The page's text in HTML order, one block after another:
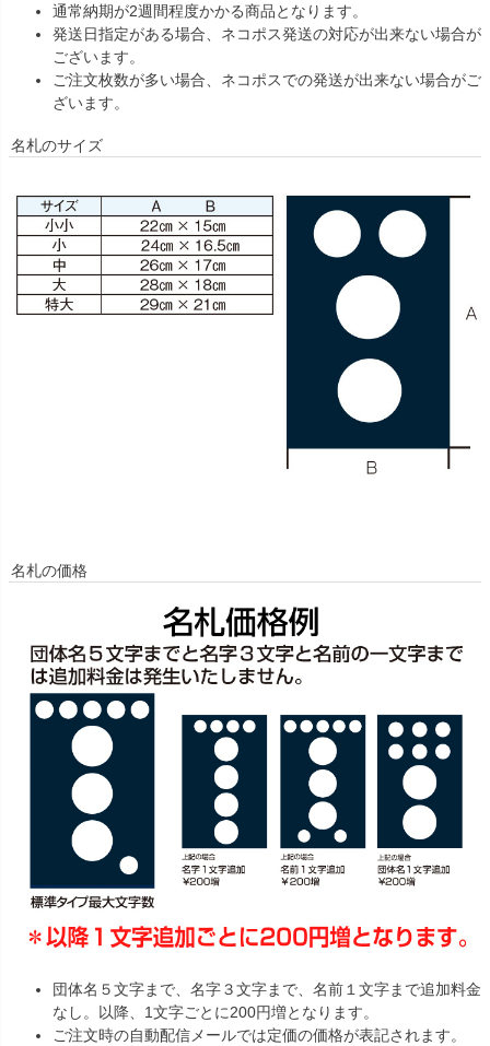
通常納期が2週間程度かかる商品となります。
発送日指定がある場合、ネコポス発送の対応が出来ない場合が
ございます。
ご注文枚数が多い場合、ネコポスでの発送が出来ない場合がご
ざいます。
名札のサイズ
名札の価格
団体名５文字まで、名字３文字まで、名前１文字まで追加料金
なし。以降、1文字ごとに200円増となります。
ご注文時の自動配信メールでは定価の価格が表記されます。